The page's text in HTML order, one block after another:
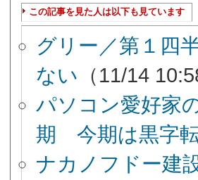
この記事を見た人は以下も見ています
グリー／第１四
ない （11/14
パソコン愛好家
期 今期は黒字
ナカノフドー建